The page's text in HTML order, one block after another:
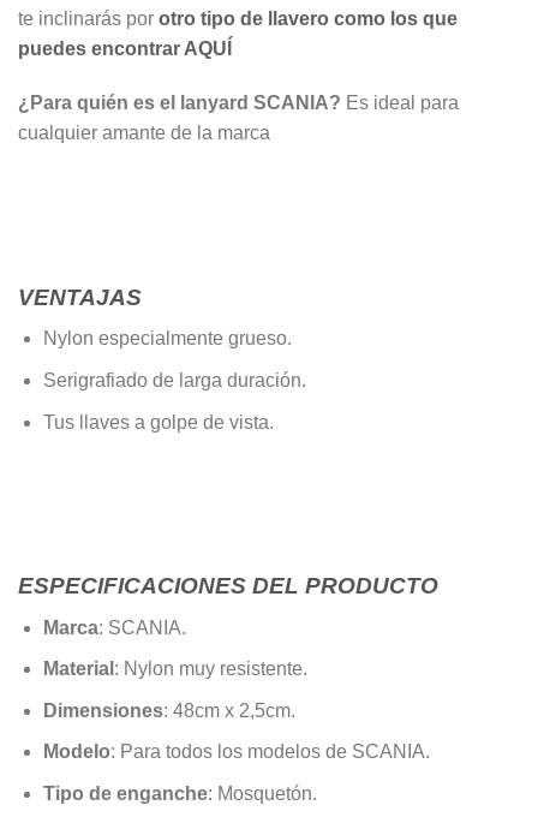
te inclinarás por otro tipo de llavero como los que
puedes encontrar AQUÍ
¿Para quién es el lanyard SCANIA? Es ideal para
cualquier amante de la marca
VENTAJAS
Nylon especialmente grueso.
Serigrafiado de larga duración.
Tus llaves a golpe de vista.
ESPECIFICACIONES DEL PRODUCTO
Marca: SCANIA.
Material : Nylon muy resistente.
Dimensiones: 48cm x 2,5cm.
Modelo: Para todos los modelos de SCANIA.
Tipo de enganche: Mosquetón.